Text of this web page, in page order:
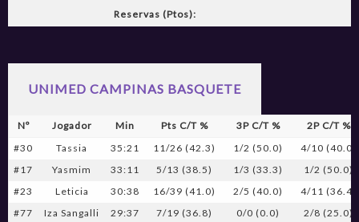
Reservas (Ptos):
UNIMED CAMPINAS BASQUETE
Nº Jogador Min Pts C/T % 3P C/T %
2P C/T %
#30
Tassia 35:21 11/26 (42.3) 1/2 (50.0)
4/10 (40.0)
#17
Yasmim 33:11 5/13 (38.5) 1/3 (33.3)
1/2 (50.0)
#23
Leticia 30:38 16/39 (41.0) 2/5 (40.0)
4/11 (36.4)
#77
Iza Sangalli 29:37 7/19 (36.8) 0/0 (0.0) 2/8 (25.0)